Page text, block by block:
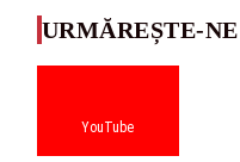
URMĂREȘTE-
YouTube